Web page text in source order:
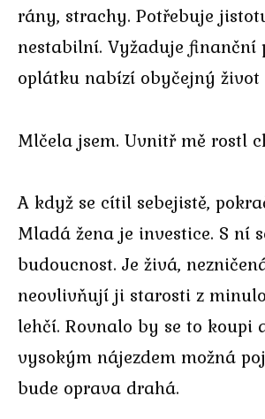
rány, strachy. Potřebuje
nestabilní. Vyžaduje finanční
oplátku nabízí obyčejný
Mlčela jsem. Uvnitř mě rostl
A když se cítil sebejistě,
Mladá žena je investice. S ní
budoucnost. Je živá,
neovlivňují ji starosti z
lehčí. Rovnalo by se to koupi
vysokým nájezdem možná
bude oprava drahá.